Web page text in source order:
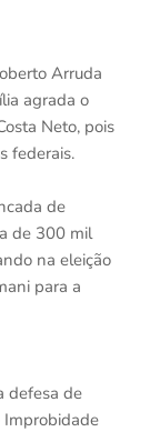
Arruda
agrada o
Neto, pois
federais.
de
de 300 mil
na eleição
para a
defesa de
Improbidade